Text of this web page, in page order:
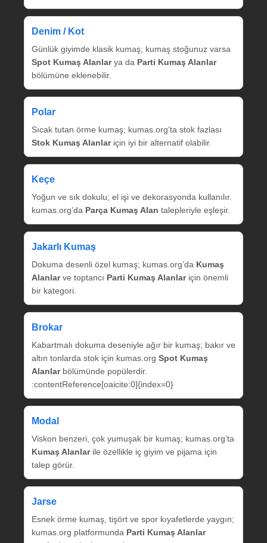
Denim / Kot
Günlük giyimde klasik kumaş; kumaş stoğunuz varsa
Spot Kumaş Alanlarya da Parti Kumaş Alanlar
bölümüne eklenebilir.
Polar
Sıcak tutan örme kumaş; kumas.org’ta stok fazlası
Stok Kumaş Alanlariçin iyi bir alternatif olabilir.
Keçe
Yoğun ve sık dokulu; el işi ve dekorasyonda kullanılır.
kumas.org’da Parça Kumaş Alan talepleriyle eşleşir.
Jakarlı Kumaş
Dokuma desenli özel kumaş; kumas.org’da Kumaş
Alanlarve toptancı Parti Kumaş Alanlariçin önemli
bir kategori.
Brokar
Kabartmalı dokuma deseniyle ağır bir kumaş; bakır ve
altın tonlarda stok için kumas.org Spot Kumaş
Alanlarbölümünde popülerdir.
:contentReference[oaicite:0]{index=0}
Modal
Viskon benzeri, çok yumuşak bir kumaş; kumas.org’ta
Kumaş Alanlarile özellikle iç giyim ve pijama için
talep görür.
Jarse
Esnek örme kumaş, tişört ve spor kıyafetlerde yaygın;
kumas.org platformunda Parti Kumaş Alanlar